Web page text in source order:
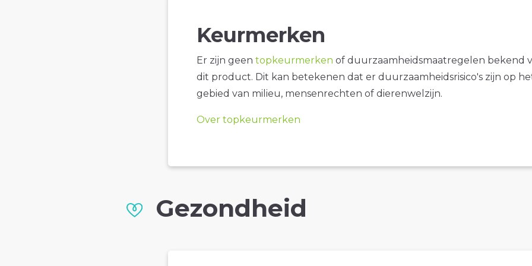
Keurmerken
Er zijn geen topkeurmerken of duurzaamheidsmaatregelen bekend
dit product. Dit kan betekenen dat er duurzaamheidsrisico's zijn op
gebied van milieu, mensenrechten of dierenwelzijn.
Over topkeurmerken
Gezondheid